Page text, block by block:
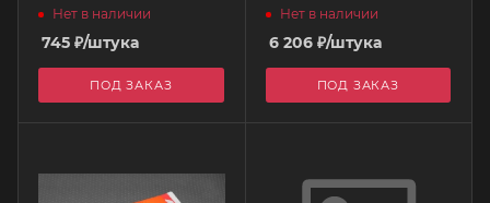
XTeer
Нет в наличии
745 ₽/штука
ПОД ЗАКАЗ
литра WAKO`S
Нет в наличии
6 206₽/штука
ПОД ЗАКАЗ